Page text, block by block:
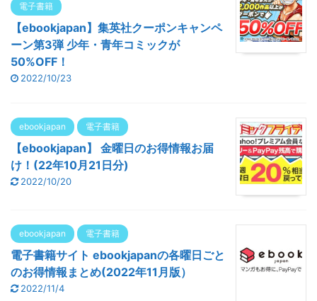
電子書籍
【ebookjapan】集英社クーポンキャンペ
ーン第3弾 少年・青年コミックが
50%OFF！
2022/10/23
ebookjapan 電子書籍
【ebookjapan】 金曜日のお得情報お届
け！(22年10月21日分)
2022/10/20
ebookjapan 電子書籍
電子書籍サイト ebookjapanの各曜日ごと
のお得情報まとめ(2022年11月版）
2022/11/4